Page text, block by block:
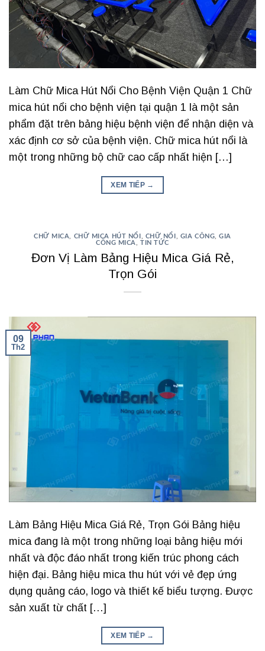
Làm Chữ Mica Hút Nổi Cho Bệnh Viện Quận 1 Chữ
mica hút nổi cho bệnh viện tại quận 1 là một sản
phẩm đặt trên bảng hiệu bệnh viện để nhận diện và
xác định cơ sở của bệnh viện. Chữ mica hút nổi là
một trong những bộ chữ cao cấp nhất hiện […]
XEM TIẾP →
CHỮ MICA CHỮ MICA HÚT NỔI CHỮ NỔI GIA CÔNG ,GIA
CÔNG MICA
,TIN TỨC
Đơn Vị Làm Bảng Hiệu Mica Giá Rẻ,
Trọn Gói
09
Th2
Làm Bảng Hiệu Mica Giá Rẻ, Trọn Gói Bảng hiệu
mica đang là một trong những loại bảng hiệu mới
nhất và độc đáo nhất trong kiến trúc phong cách
hiện đại. Bảng hiệu mica thu hút với vẻ đẹp ứng
dụng quảng cáo, logo và thiết kế biểu tượng. Được
sản xuất từ chất […]
XEM TIẾP →